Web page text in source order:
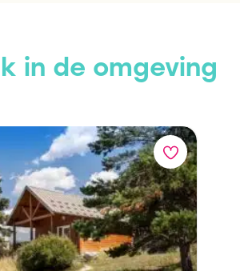
in de omgeving